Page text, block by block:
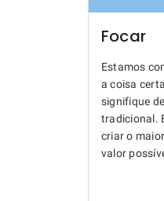
Focar
Estamos
a coisa
signifique
tradicional.
criar o
valor